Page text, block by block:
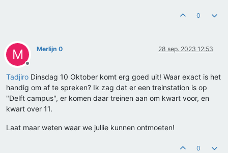
0
M
Offline
Merlijn 0 28 sep. 2023 12:53
Tadjiro Dinsdag 10 Oktober komt erg goed uit! Waar exact is het
handig om af te spreken? Ik zag dat er een treinstation is op
"Delft campus", er komen daar treinen aan om kwart voor, en
kwart over 11.
Laat maar weten waar we jullie kunnen ontmoeten!
0